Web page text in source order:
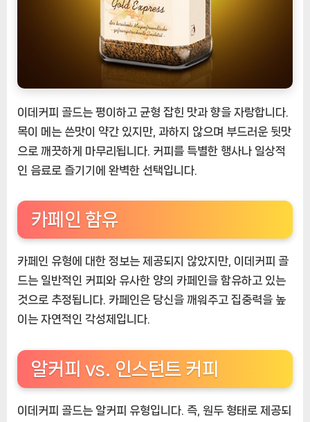
이데커피 골드는 평이하고 균형 잡힌 맛과 향을 자랑합니다.
목이 메는 쓴맛이 약간 있지만, 과하지 않으며 부드러운 뒷맛
으로 깨끗하게 마무리됩니다. 커피를 특별한 행사나 일상적
인 음료로 즐기기에 완벽한 선택입니다.
카페인 함유
카페인 유형에 대한 정보는 제공되지 않았지만, 이데커피 골
드는 일반적인 커피와 유사한 양의 카페인을 함유하고 있는
것으로 추정됩니다. 카페인은 당신을 깨워주고 집중력을 높
이는 자연적인 각성제입니다.
알커피 vs. 인스턴트 커피
이데커피 골드는 알커피 유형입니다. 즉, 원두 형태로 제공되